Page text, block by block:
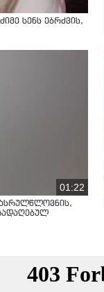
სენს ებრძვის,
01:22